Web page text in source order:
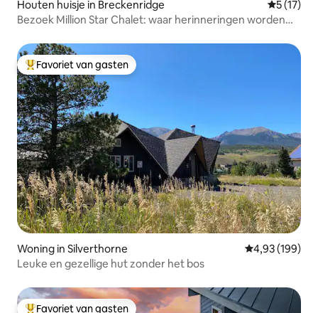
Houten huisje in Breckenridge
5 (17)
Bezoek Million Star Chalet: waar herinneringen worden
Topfavoriet van gasten
Favoriet van gasten
Woning in Silverthorne Gemiddelde
4,93 (199)
Leuke en gezellige hut zonder het bos
Favoriet van gasten